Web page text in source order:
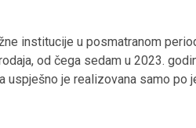
institucije u posmatranom
od čega sedam u 2023.
je realizovana samo po